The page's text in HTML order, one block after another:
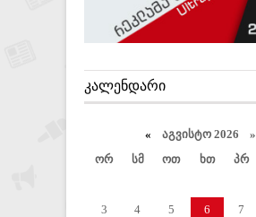
ᲙᲐᲚᲔᲜᲓᲐᲠᲘ
« აგვისტო 2026 »
ორ
სმ ოთ ხთ პრ
3
4 5 6 7